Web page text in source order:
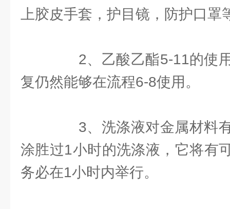
上胶皮手套，护目镜，防护口罩
2、乙酸乙酯5-11的使用
复仍然能够在流程6-8使用。
3、洗涤液对金属材料有
涂胜过1小时的洗涤液，它将有
务必在1小时内举行。